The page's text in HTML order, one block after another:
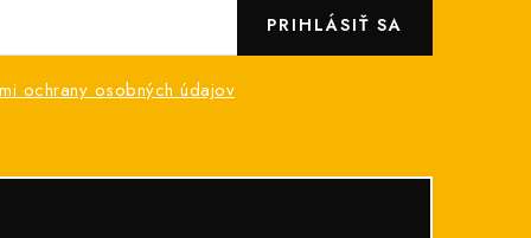
ochrany osobných údajov
PRIHLÁSIŤ SA